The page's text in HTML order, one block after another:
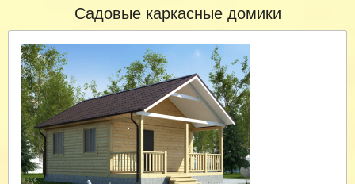
Садовые каркасные домики